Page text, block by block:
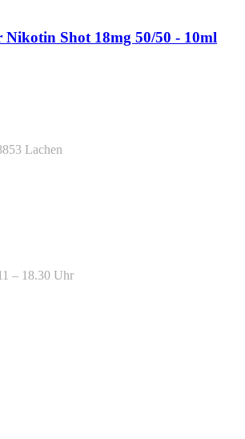
Nikotin Shot 18mg 50/50 - 10ml
Lachen
– 18.30 Uhr